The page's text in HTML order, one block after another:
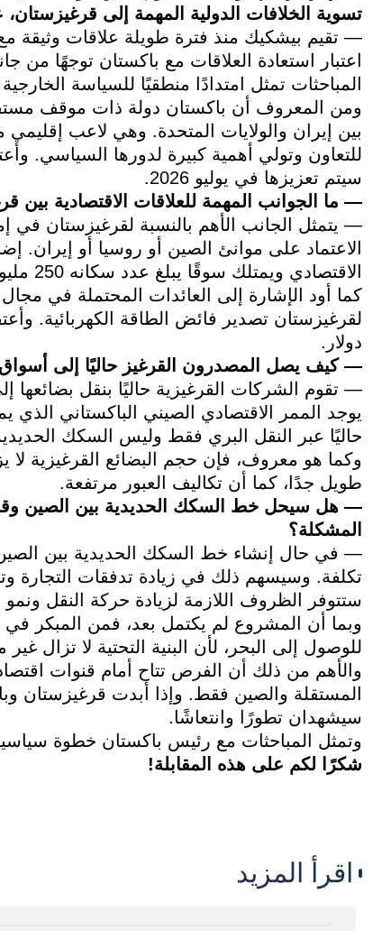
تسوية الخلافات الدولية المهمة إلى
— تقيم بيشكيك منذ فترة طويلة علاقات وثيقة
اعتبار استعادة العلاقات مع باكستان توجهًا
المباحثات تمثل امتدادًا منطقيًا للسياسة الخارجية
ومن المعروف أن باكستان دولة ذات موقف
بين إيران والولايات المتحدة. وهي لاعب
سيتم تعزيزها في يوليو 2026.
— ما الجوانب المهمة للعلاقات الاقتصادية بين
— يتمثل الجانب الأهم بالنسبة لقرغيزستان في
الاعتماد على موانئ الصين أو روسيا أو إيران.
الاقتصادي ويمتلك سوقًا يبلغ عدد سكانه 250 مليون نسمة. وهذا التعاون يصب في مصلحتنا.
كما أود الإشارة إلى العائدات المحتملة في
دولار.
— كيف يصل المصدرون القرغيز حاليًا إلى
— تقوم الشركات القرغيزية حاليًا بنقل بضائعها
يوجد الممر الاقتصادي الصيني الباكستاني
حاليًا عبر النقل البري فقط وليس السكك
وكما هو معروف، فإن حجم البضائع القرغيزية
طويل جدًا، كما أن تكاليف العبور مرتفعة.
— هل سيحل خط السكك الحديدية بين الصين
المشكلة؟
— في حال إنشاء خط السكك الحديدية بين
تكلفة. وسيسهم ذلك في زيادة تدفقات التجارة
ستتوفر الظروف اللازمة لزيادة حركة النقل ونمو
وبما أن المشروع لم يكتمل بعد، فمن المبكر
للوصول إلى البحر، لأن البنية التحتية لا تزال
والأهم من ذلك أن الفرص تتاح أمام قنوات
المستقلة والصين فقط. وإذا أبدت قرغيزستان
سيشهدان تطورًا وانتعاشًا.
وتمثل المباحثات مع رئيس باكستان خطوة
شكرًا لكم على هذه المقابلة!
اقرأ المزيد